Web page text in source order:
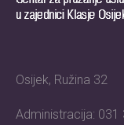
Osijek, Ružina 32
Administracija: 031